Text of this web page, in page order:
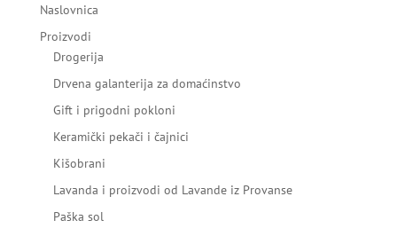
Naslovnica
Proizvodi
Drogerija
Drvena galanterija za domaćinstvo
Gift i prigodni pokloni
Keramički pekači i čajnici
Kišobrani
Lavanda i proizvodi od Lavande iz Provanse
Paška sol